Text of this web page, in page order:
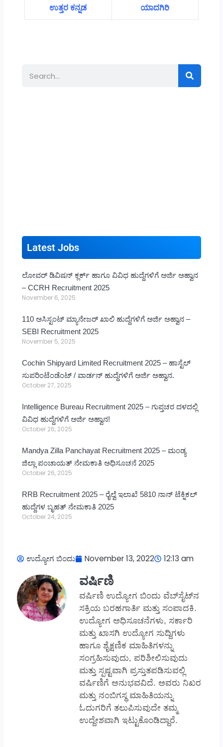
ಉತ್ತರ ಕನ್ನಡ ಯಾದಗಿರಿ
Search
Latest Jobs
ಲೋವರ್ ಡಿವಿಷನ್ ಕ್ಲರ್ಕ್ ಹಾಗೂ ವಿವಿಧ ಹುದ್ದೆಗಳಿಗೆ ಅರ್ಜಿ ಅಹ್ವಾನ
– CCRH Recruitment 2025
November 6, 2025
110 ಅಸಿಸ್ಟಂಟ್ ಮ್ಯಾನೇಜರ್ ಖಾಲಿ ಹುದ್ದೆಗಳಿಗೆ ಅರ್ಜಿ ಅಹ್ವಾನ –
SEBI Recruitment 2025
November 5, 2025
Cochin Shipyard Limited Recruitment 2025 – ಹಾಸ್ಟೆಲ್
ಸುಪರಿಂಟೆಂಡೆಂಟ್ / ವಾರ್ಡನ್ ಹುದ್ದೆಗಳಿಗೆ ಅರ್ಜಿ ಅಹ್ವಾನ.
October 27, 2025
Intelligence Bureau Recruitment 2025 – ಗುಪ್ತಚರ ದಳದಲ್ಲಿ
ವಿವಿಧ ಹುದ್ದೆಗಳಿಗೆ ಅರ್ಜಿ ಅಹ್ವಾನ!
October 26, 2025
Mandya Zilla Panchayat Recruitment 2025 – ಮಂಡ್ಯ
ಜಿಲ್ಲಾ ಪಂಚಾಯತ್ ನೇಮಕಾತಿ ಅಧಿಸೂಚನೆ 2025
October 26, 2025
RRB Recruitment 2025 – ರೈಲ್ವೆ ಇಲಾಖೆ 5810 ನಾನ್ ಟೆಕ್ನಿಕಲ್
ಹುದ್ದೆಗಳ ಬೃಹತ್ ನೇಮಕಾತಿ 2025
October 24, 2025
ಉದ್ಯೋಗ ಬಿಂದು November 13, 2022 12:13 am
ವರ್ಷಿಣಿ
ವರ್ಷಿಣಿ ಉದ್ಯೋಗ ಬಿಂದು ವೆಬ್‌ಸೈಟ್‌ನ
ಸಕ್ರಿಯ ಬರಹಗಾರ್ತಿ ಮತ್ತು ಸಂಪಾದಕಿ.
ಉದ್ಯೋಗ ಅಧಿಸೂಚನೆಗಳು, ಸರ್ಕಾರಿ
ಮತ್ತು ಖಾಸಗಿ ಉದ್ಯೋಗ ಸುದ್ದಿಗಳು
ಹಾಗೂ ಶೈಕ್ಷಣಿಕ ಮಾಹಿತಿಗಳನ್ನು
ಸಂಗ್ರಹಿಸುವುದು, ಪರಿಶೀಲಿಸುವುದು
ಮತ್ತು ಸ್ಪಷ್ಟವಾಗಿ ಪ್ರಸ್ತುತಪಡಿಸುವಲ್ಲಿ
ವರ್ಷಿಣಿಗೆ ಅನುಭವವಿದೆ. ಅವರು ನಿಖರ
ಮತ್ತು ನಂಬಿಗಸ್ಥ ಮಾಹಿತಿಯನ್ನು
ಓದುಗರಿಗೆ ತಲುಪಿಸುವುದೇ ತಮ್ಮ
ಉದ್ದೇಶವಾಗಿ ಇಟ್ಟುಕೊಂಡಿದ್ದಾರೆ.